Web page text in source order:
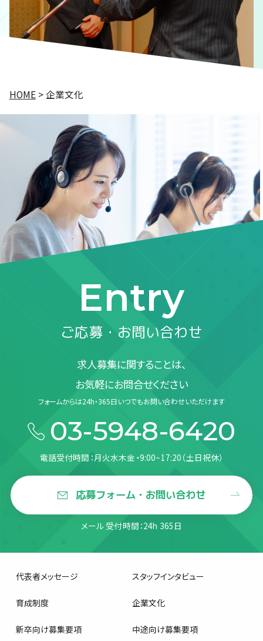
HOME>企業文化
Entry
ご応募・お問い合わせ
求人募集に関することは、
お気軽にお問合せください
フォームからは24h・365日いつでもお問い合わせいただけます
03-5948-6420
電話受付時間：月火水木金・9:00~17:20（土日祝休）
応募フォーム・お問い合わせ
メール 受付時間：24h 365日
代表者メッセージ スタッフインタビュー
育成制度 企業文化
新卒向け募集要項 中途向け募集要項